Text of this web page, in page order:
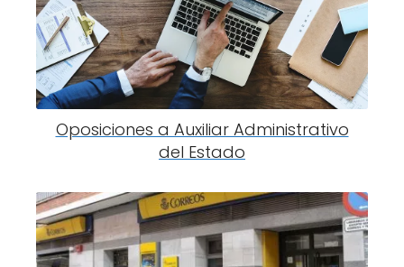
Oposiciones a Auxiliar Administrativo
del Estado